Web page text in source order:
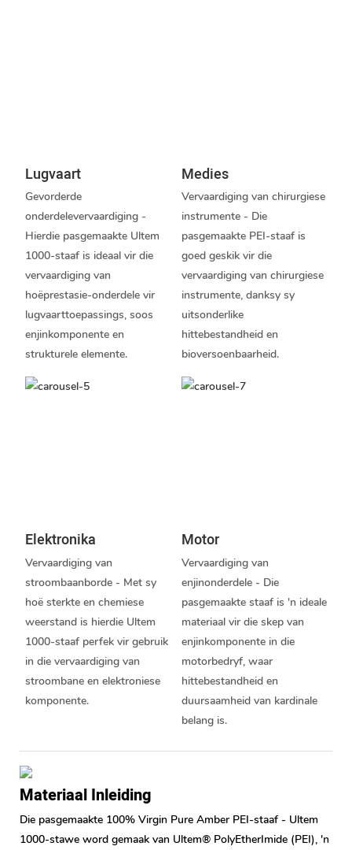
Lugvaart
Gevorderde
onderdelevervaardiging -
Hierdie pasgemaakte Ultem
1000-staaf is ideaal vir die
vervaardiging van
hoëprestasie-onderdele vir
lugvaarttoepassings, soos
enjinkomponente en
strukturele elemente.
Medies
Vervaardiging van chirurgiese
instrumente - Die
pasgemaakte PEI-staaf is
goed geskik vir die
vervaardiging van chirurgiese
instrumente, danksy sy
uitsonderlike
hittebestandheid en
bioversoenbaarheid.
Elektronika
Vervaardiging van
stroombaanborde - Met sy
hoë sterkte en chemiese
weerstand is hierdie Ultem
1000-staaf perfek vir gebruik
in die vervaardiging van
stroombane en elektroniese
komponente.
Motor
Vervaardiging van
enjinonderdele - Die
pasgemaakte staaf is 'n ideale
materiaal vir die skep van
enjinkomponente in die
motorbedryf, waar
hittebestandheid en
duursaamheid van kardinale
belang is.
Materiaal Inleiding
Die pasgemaakte 100% Virgin Pure Amber PEI-staaf - Ultem
1000-stawe word gemaak van Ultem® PolyEtherImide (PEI), 'n